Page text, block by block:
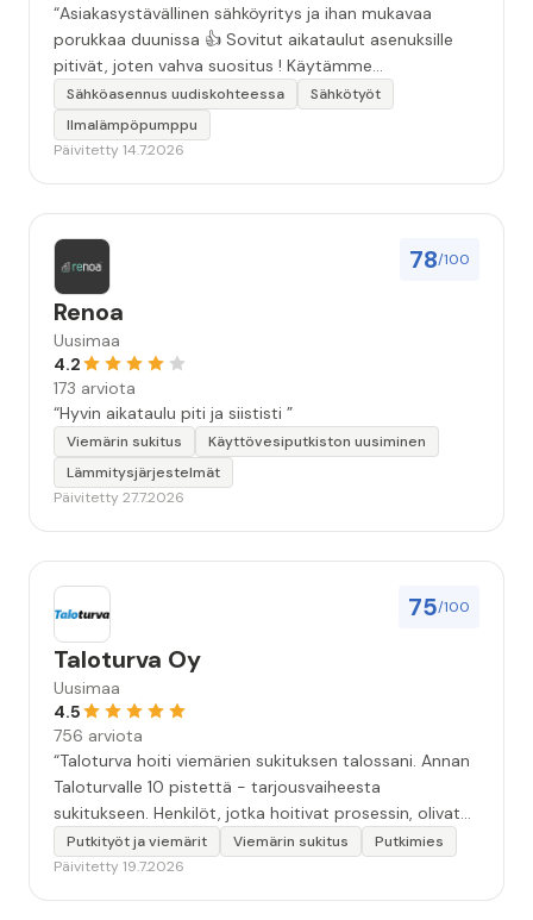
“Asiakasystävällinen sähköyritys ja ihan mukavaa
porukkaa duunissa 👍 Sovitut aikataulut asenuksille
pitivät, joten vahva suositus ! Käytämme
seuraavallakin kerralla!”
Sähköasennus uudiskohteessa
Sähkötyöt
Ilmalämpöpumppu
Päivitetty 14.7.2026
78/100
Renoa
Uusimaa
4.2
173 arviota
“Hyvin aikataulu piti ja siististi ”
Viemärin sukitus
Käyttövesiputkiston uusiminen
Lämmitysjärjestelmät
Päivitetty 27.7.2026
75/100
Taloturva Oy
Uusimaa
4.5
756 arviota
“Taloturva hoiti viemärien sukituksen talossani. Annan
Taloturvalle 10 pistettä - tarjousvaiheesta
sukitukseen. Henkilöt, jotka hoitivat prosessin, olivat
ammattitaitoisia ja miellyttäviä. Remontin jälkeen
saamani materiaali tehtävän suorittamisesta oli
Putkityöt ja viemärit Viemärin sukitus
Putkimies
Päivitetty 19.7.2026